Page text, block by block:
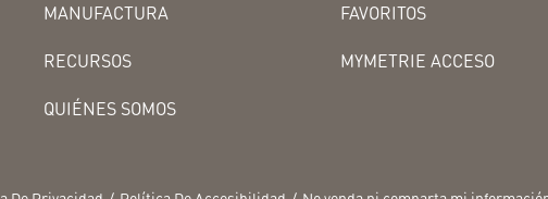
MANUFACTURA
RECURSOS
QUIÉNES SOMOS
FAVORITOS
MYMETRIE ACCESO